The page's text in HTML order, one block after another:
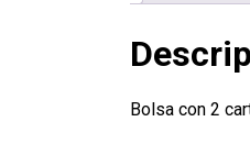
Bolsa con 2